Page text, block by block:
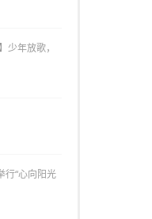
少年放歌，
约
行“心向阳光